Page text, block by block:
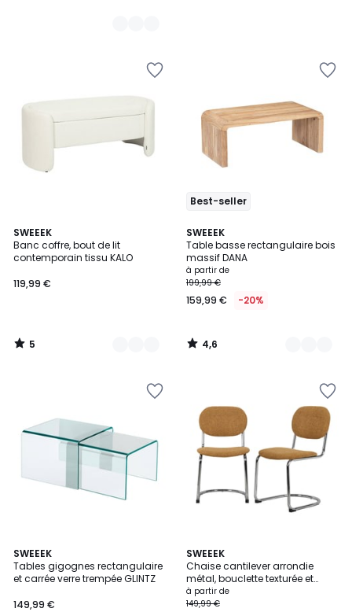
SWEEEK
Banc coffre, bout de lit
contemporain tissu KALO
119,99 €
5
/
5
4
Couleurs
5
/
Best-seller
SWEEEK
Table basse rectangulaire bois
massif DANA
à partir de
199,99 €
159,99 € -20%
4,6
/ 5
2
Couleurs
4,6
/
SWEEEK
Tables gigognes rectangulaire
et carrée verre trempée GLINTZ
149,99 €
4
/
5
3
Couleurs
SWEEEK
Chaise cantilever arrondie
métal, bouclette texturée et
pieds chromés (lot de 2) MALOA
à partir de
149,99 €
3
/
5
2
Couleurs